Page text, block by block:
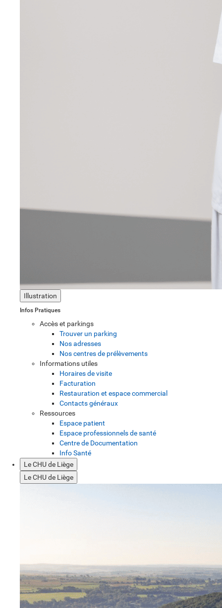
Illustration
Infos Pratiques
Accès et parkings
Trouver un parking
Nos adresses
Nos centres de prélèvements
Informations utiles
Horaires de visite
Facturation
Restauration et espace commercial
Contacts généraux
Ressources
Espace patient
Espace professionnels de santé
Centre de Documentation
Info Santé
Le CHU de Liège
Le CHU de Liège